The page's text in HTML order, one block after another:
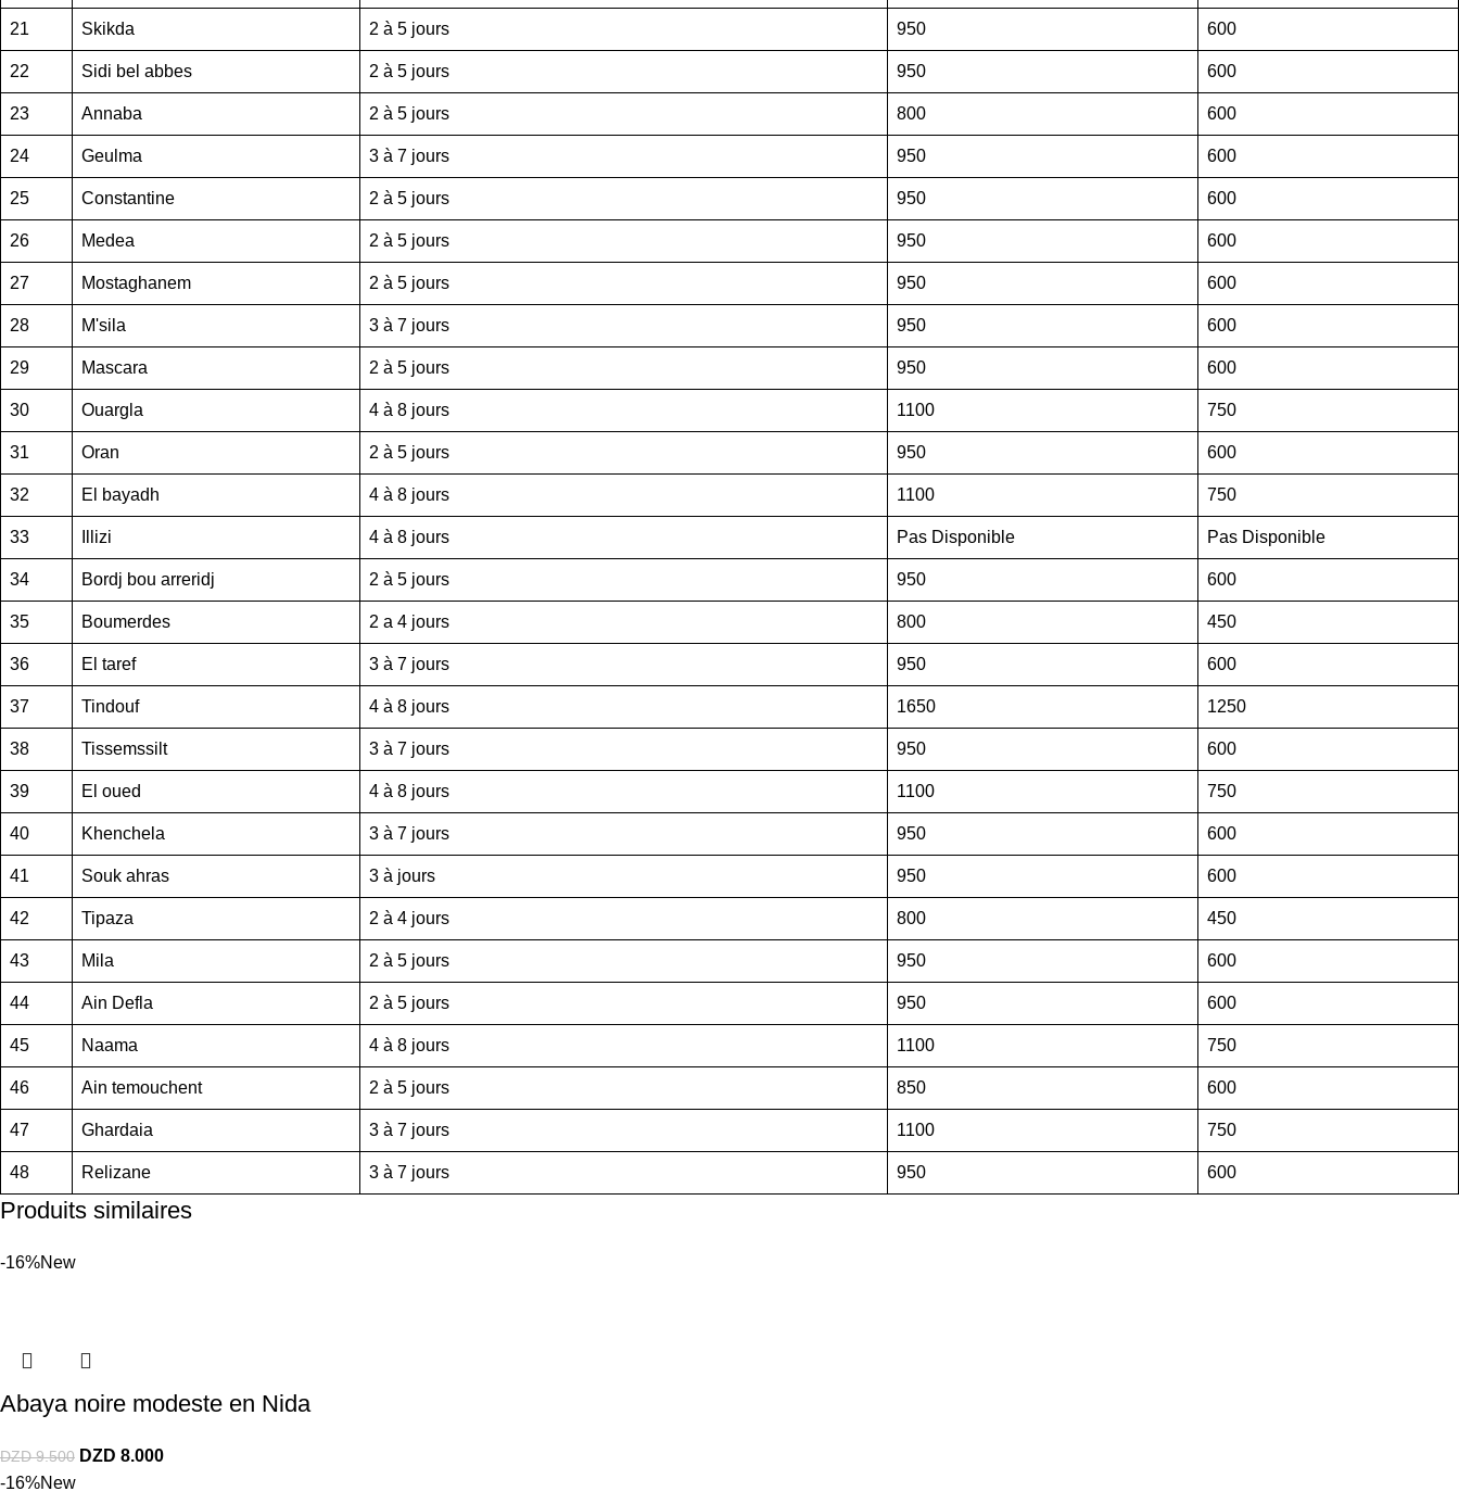
21 Skikda 2 à 5 jours 950 600
22 Sidi bel abbes 2 à 5 jours 950 600
23 Annaba 2 à 5 jours 800 600
24 Geulma 3 à 7 jours 950 600
25 Constantine 2 à 5 jours 950 600
26 Medea 2 à 5 jours 950 600
27 Mostaghanem 2 à 5 jours 950 600
28 M'sila 3 à 7 jours 950 600
29 Mascara 2 à 5 jours 950 600
30 Ouargla 4 à 8 jours 1100 750
31 Oran 2 à 5 jours 950 600
32 El bayadh 4 à 8 jours 1100 750
33 Illizi 4 à 8 jours Pas Disponible Pas Disponible
34 Bordj bou arreridj 2 à 5 jours 950 600
35 Boumerdes 2 a 4 jours 800 450
36 El taref 3 à 7 jours 950 600
37 Tindouf 4 à 8 jours 1650 1250
38 Tissemssilt 3 à 7 jours 950 600
39 El oued 4 à 8 jours 1100 750
40 Khenchela 3 à 7 jours 950 600
41 Souk ahras 3 à jours 950 600
42 Tipaza 2 à 4 jours 800 450
43 Mila 2 à 5 jours 950 600
44 Ain Defla 2 à 5 jours 950 600
45 Naama 4 à 8 jours 1100 750
46 Ain temouchent 2 à 5 jours 850 600
47 Ghardaia 3 à 7 jours 1100 750
48 Relizane 3 à 7 jours 950 600
Produits similaires
-16%New
Abaya noire modeste en Nida
DZD9.500 DZD 8.000
-16%New